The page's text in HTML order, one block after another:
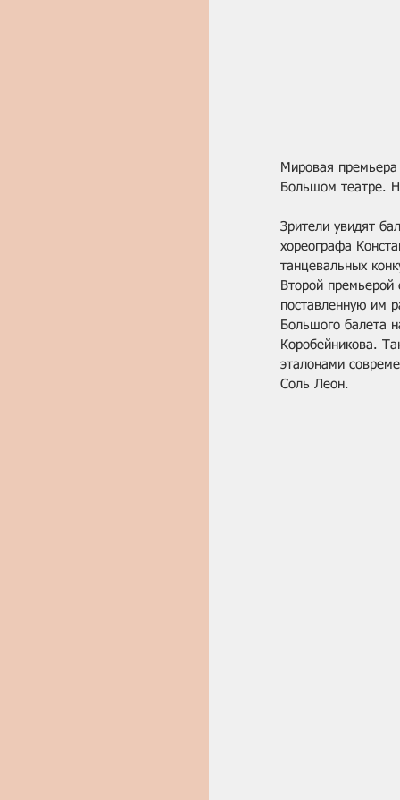
Мировая
Большом театре.
Зрители увидят
хореографа
танцевальных
Второй премьерой
поставленную им
Большого балета
Коробейникова.
эталонами
Соль Леон.